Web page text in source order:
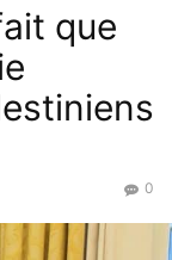
que
0